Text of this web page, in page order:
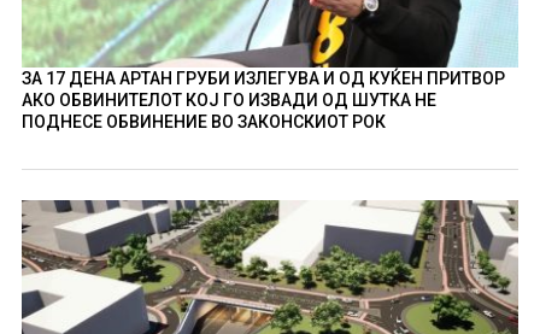
ЗА 17 ДЕНА АРТАН ГРУБИ ИЗЛЕГУВА И ОД КУЌЕН ПРИТВОР
АКО ОБВИНИТЕЛОТ КОЈ ГО ИЗВАДИ ОД ШУТКА НЕ
ПОДНЕСЕ ОБВИНЕНИЕ ВО ЗАКОНСКИОТ РОК